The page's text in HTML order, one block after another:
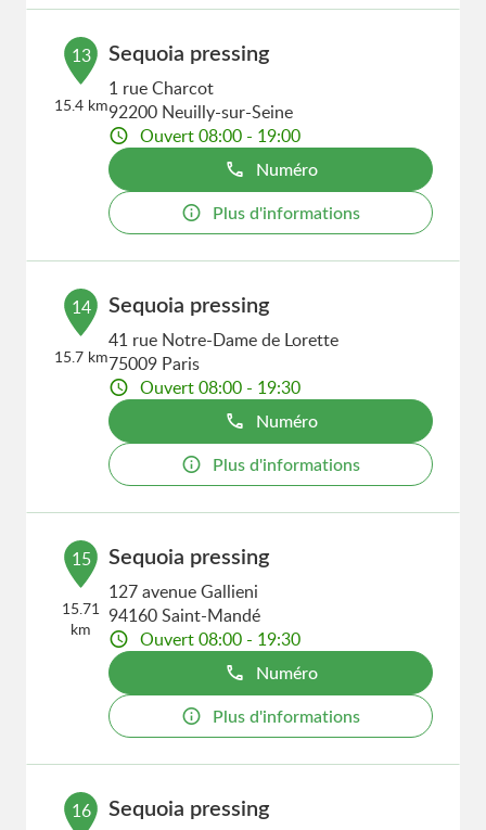
13
15.4 km
Sequoia pressing
1 rue Charcot
92200 Neuilly-sur-Seine
Ouvert 08:00 - 19:00
Numéro
Plus d'informations
14
15.7 km
Sequoia pressing
41 rue Notre-Dame de Lorette
75009 Paris
Ouvert 08:00 - 19:30
Numéro
Plus d'informations
15
15.71
km
Sequoia pressing
127 avenue Gallieni
94160 Saint-Mandé
Ouvert 08:00 - 19:30
Numéro
Plus d'informations
16 Sequoia pressing